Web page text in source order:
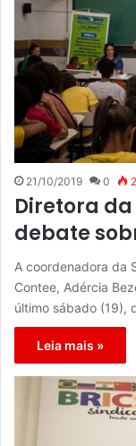
21/10/2019 0
Diretora
debate
A coordenadora da
Contee, Adércia
último sábado (19),
Leia mais »